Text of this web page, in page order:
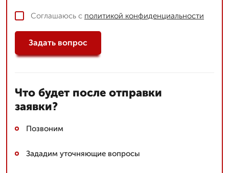
Соглашаюсь с политикой конфиденциальности
Задать вопрос
Что будет после отправки
заявки?
Позвоним
Зададим уточняющие вопросы